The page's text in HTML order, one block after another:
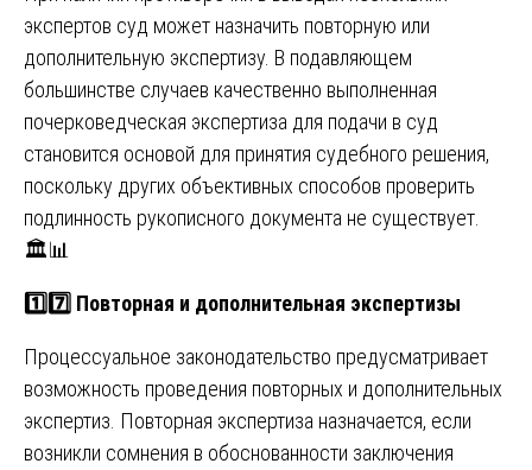
экспертов суд может назначить повторную или
дополнительную экспертизу. В подавляющем
большинстве случаев качественно выполненная
почерковедческая экспертиза для подачи в суд
становится основой для принятия судебного решения,
поскольку других объективных способов проверить
подлинность рукописного документа не существует.
🏛️📊
1️⃣7️⃣ Повторная и дополнительная экспертизы
Процессуальное законодательство предусматривает
возможность проведения повторных и дополнительных
экспертиз. Повторная экспертиза назначается, если
возникли сомнения в обоснованности заключения